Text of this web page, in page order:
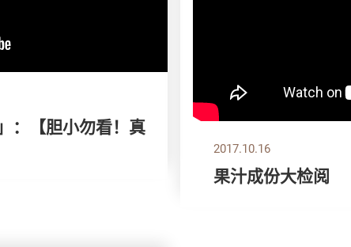
：【胆小勿看！真
2017.10.16
果汁成份大检阅